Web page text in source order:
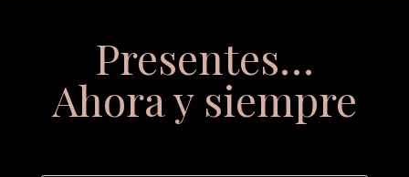
Presentes…
Ahora y siempre